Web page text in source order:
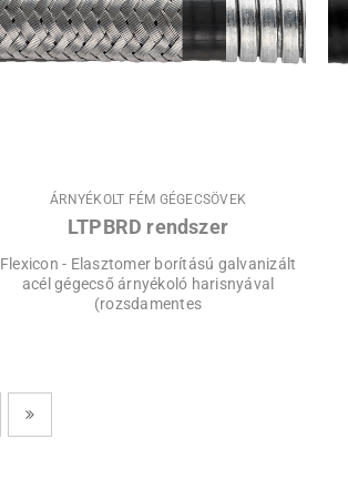
ÁRNYÉKOLT FÉM GÉGECSÖVEK
LTPBRD rendszer
Flexicon - Elasztomer borítású galvanizált
acél gégecső árnyékoló harisnyával
(rozsdamentes